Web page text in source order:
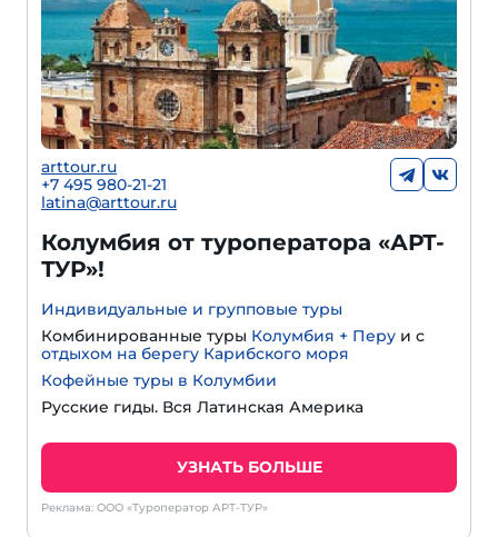
arttour.ru
+7 495 980-21-21
latina@arttour.ru
Колумбия от туроператора «АРТ-
ТУР»!
Индивидуальные и групповые туры
Комбинированные туры Колумбия + Перу и с
отдыхом на берегу Карибского моря
Кофейные туры в Колумбии
Русские гиды. Вся Латинская Америка
УЗНАТЬ БОЛЬШЕ
Реклама: ООО «Туроператор АРТ-ТУР»